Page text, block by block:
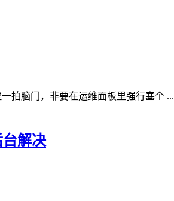
拍脑门，非要在运维面板里强行塞个 ...
解决